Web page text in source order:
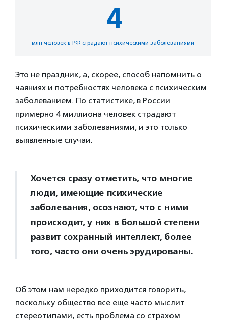
4
млн человек в РФ страдают психическими заболеваниями
Это не праздник, а, скорее, способ напомнить о
чаяниях и потребностях человека с психическим
заболеванием. По статистике, в России
примерно 4 миллиона человек страдают
психическими заболеваниями, и это только
выявленные случаи.
Хочется сразу отметить, что многие
люди, имеющие психические
заболевания, осознают, что с ними
происходит, у них в большой степени
развит сохранный интеллект, более
того, часто они очень эрудированы.
Об этом нам нередко приходится говорить,
поскольку общество все еще часто мыслит
стереотипами, есть проблема со страхом